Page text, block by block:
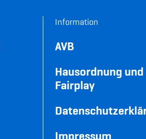
Information
AVB
Hausordnung und
Fairplay
Impressum